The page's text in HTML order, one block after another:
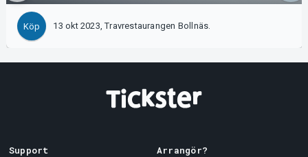
Köp 13 okt 2023, Travrestaurangen Bollnäs.
Support
Arrangör?